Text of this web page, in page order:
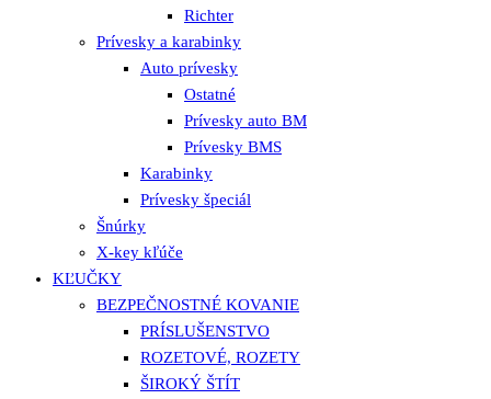
Richter
Prívesky a karabinky
Auto prívesky
Ostatné
Prívesky auto BM
Prívesky BMS
Karabinky
Prívesky špeciál
Šnúrky
X-key kľúče
KĽUČKY
BEZPEČNOSTNÉ KOVANIE
PRÍSLUŠENSTVO
ROZETOVÉ, ROZETY
ŠIROKÝ ŠTÍT